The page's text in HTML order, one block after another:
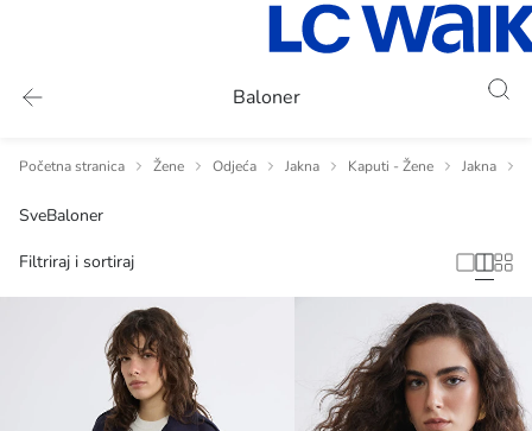
Baloner
Početna stranica Žene Odjeća Jakna Kaputi - Žene Jakna
SveBaloner
Filtriraj i sortiraj